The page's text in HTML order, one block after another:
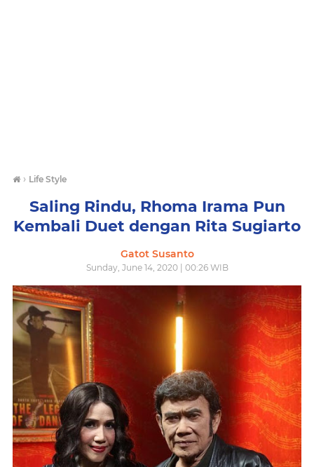
› Life Style
Saling Rindu, Rhoma Irama Pun
Kembali Duet dengan Rita Sugiarto
Gatot Susanto
Sunday, June 14, 2020 | 00:26 WIB